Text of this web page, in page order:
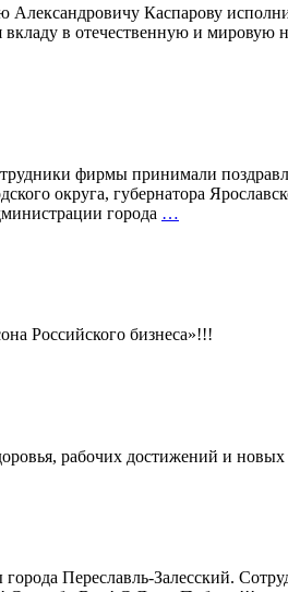
Каспарову
в отечественную и мировую
фирмы принимали
округа, губернатора
города …
Российского бизнеса»!!!
рабочих достижений и
Переславль-Залесский.